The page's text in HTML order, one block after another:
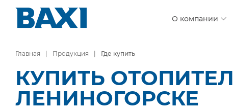
О компании
Главная Продукция Где купить
КУПИТЬ
ЛЕНИНОГОРСКЕ